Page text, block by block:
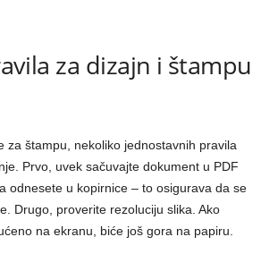
za dizajn i štampu
za štampu, nekoliko jednostavnih pravila
Prvo, uvek sačuvajte dokument u PDF
odnesete u kopirnice – to osigurava da se
Drugo, proverite rezoluciju slika. Ako
na ekranu, biće još gora na papiru.